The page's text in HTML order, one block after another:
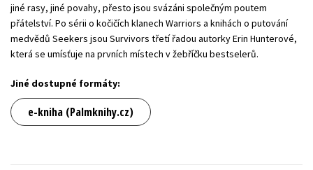
jiné rasy, jiné povahy, přesto jsou svázáni společným poutem
přátelství. Po sérii o kočičích klanech Warriors a knihách o putování
medvědů Seekers jsou Survivors třetí řadou autorky Erin Hunterové,
která se umísťuje na prvních místech v žebříčku bestselerů.
Jiné dostupné formáty:
e-kniha (Palmknihy.cz)